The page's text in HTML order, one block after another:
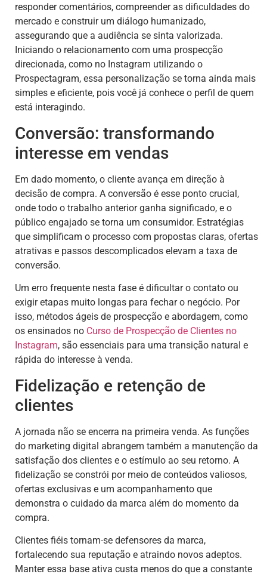
responder comentários, compreender as dificuldades do
mercado e construir um diálogo humanizado,
assegurando que a audiência se sinta valorizada.
Iniciando o relacionamento com uma prospecção
direcionada, como no Instagram utilizando o
Prospectagram, essa personalização se torna ainda mais
simples e eficiente, pois você já conhece o perfil de quem
está interagindo.
Conversão: transformando
interesse em vendas
Em dado momento, o cliente avança em direção à
decisão de compra. A conversão é esse ponto crucial,
onde todo o trabalho anterior ganha significado, e o
público engajado se torna um consumidor. Estratégias
que simplificam o processo com propostas claras, ofertas
atrativas e passos descomplicados elevam a taxa de
conversão.
Um erro frequente nesta fase é dificultar o contato ou
exigir etapas muito longas para fechar o negócio. Por
isso, métodos ágeis de prospecção e abordagem, como
os ensinados no Curso de Prospecção de Clientes no
Instagram, são essenciais para uma transição natural e
rápida do interesse à venda.
Fidelização e retenção de
clientes
A jornada não se encerra na primeira venda. As funções
do marketing digital abrangem também a manutenção da
satisfação dos clientes e o estímulo ao seu retorno. A
fidelização se constrói por meio de conteúdos valiosos,
ofertas exclusivas e um acompanhamento que
demonstra o cuidado da marca além do momento da
compra.
Clientes fiéis tornam-se defensores da marca,
fortalecendo sua reputação e atraindo novos adeptos.
Manter essa base ativa custa menos do que a constante